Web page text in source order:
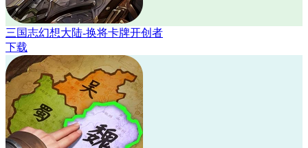
三国志幻想大陆-换将卡牌开创者
下载